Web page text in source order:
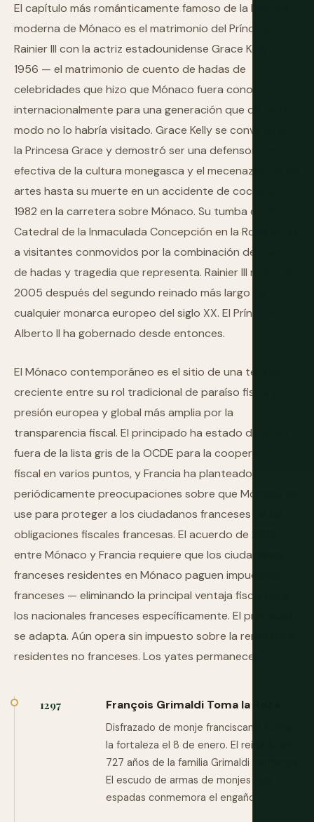
El capítulo más románticamente famoso de la historia
moderna de Mónaco es el matrimonio del Príncipe
Rainier III con la actriz estadounidense Grace Kelly en
1956 — el matrimonio de cuento de hadas de
celebridades que hizo que Mónaco fuera conocido
internacionalmente para una generación que de otro
modo no lo habría visitado. Grace Kelly se convirtió en
la Princesa Grace y demostró ser una defensora seria y
efectiva de la cultura monegasca y el mecenazgo de las
artes hasta su muerte en un accidente de coche en
1982 en la carretera sobre Mónaco. Su tumba en la
Catedral de la Inmaculada Concepción en la Roca atrae
a visitantes conmovidos por la combinación de cuento
de hadas y tragedia que representa. Rainier III murió en
2005 después del segundo reinado más largo de
cualquier monarca europeo del siglo XX. El Príncipe
Alberto II ha gobernado desde entonces.
El Mónaco contemporáneo es el sitio de una tensión
creciente entre su rol tradicional de paraíso fiscal y la
presión europea y global más amplia por la
transparencia fiscal. El principado ha estado dentro y
fuera de la lista gris de la OCDE para la cooperación
fiscal en varios puntos, y Francia ha planteado
periódicamente preocupaciones sobre que Mónaco se
use para proteger a los ciudadanos franceses de las
obligaciones fiscales francesas. El acuerdo de 2013
entre Mónaco y Francia requiere que los ciudadanos
franceses residentes en Mónaco paguen impuestos
franceses — eliminando la principal ventaja fiscal para
los nacionales franceses específicamente. El principado
se adapta. Aún opera sin impuesto sobre la renta para
residentes no franceses. Los yates permanecen.
1297 François Grimaldi Toma la Roca
Disfrazado de monje franciscano, toma
la fortaleza el 8 de enero. El reinado de
727 años de la familia Grimaldi comienza.
El escudo de armas de monjes con
espadas conmemora el engaño.